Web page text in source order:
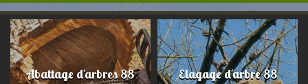
Abattage d'arbres 88 Elagage d'arbre 88